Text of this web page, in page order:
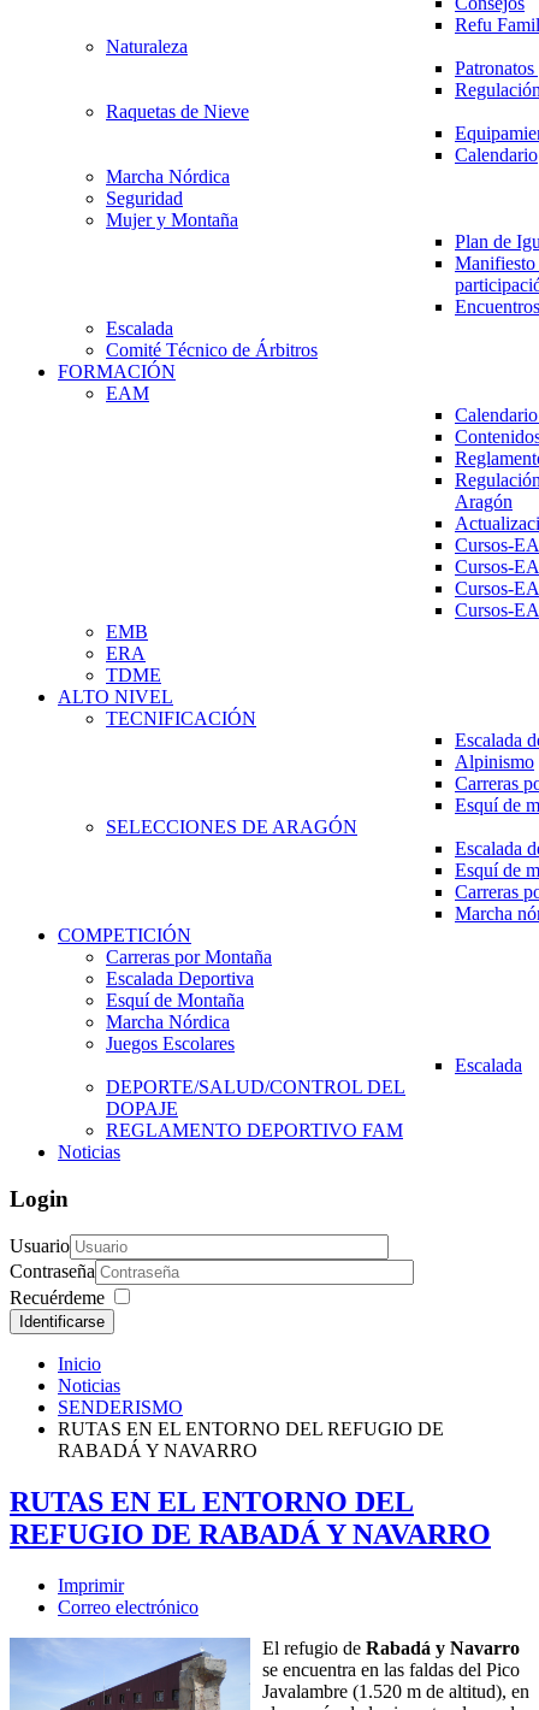
Refu
Naturaleza
Raquetas de Nieve
Calendario
Marcha Nórdica
Seguridad
Mujer y Montaña
Plan de
Escalada
Comité Técnico de Árbitros
FORMACIÓN
EAM
Aragón
Cursos-
Cursos-
Cursos-
Cursos-
EMB
ERA
TDME
ALTO NIVEL
TECNIFICACIÓN
Escalada
Alpinismo
Carreras
Esquí de
SELECCIONES DE ARAGÓN
Escalada
Esquí de
Carreras
Marcha
COMPETICIÓN
Carreras por Montaña
Escalada Deportiva
Esquí de Montaña
Marcha Nórdica
Juegos Escolares
Escalada
DEPORTE/SALUD/CONTROL DEL
DOPAJE
REGLAMENTO DEPORTIVO FAM
Noticias
Login
Usuario
Contraseña
Recuérdeme
Identificarse
Inicio
Noticias
SENDERISMO
RUTAS EN EL ENTORNO DEL REFUGIO DE
RABADÁ Y NAVARRO
RUTAS EN EL ENTORNO DEL
REFUGIO DE RABADÁ Y NAVARRO
Imprimir
Correo electrónico
El refugio de Rabadá y Navarro
se encuentra en las faldas del Pico
Javalambre (1.520 m de altitud), en